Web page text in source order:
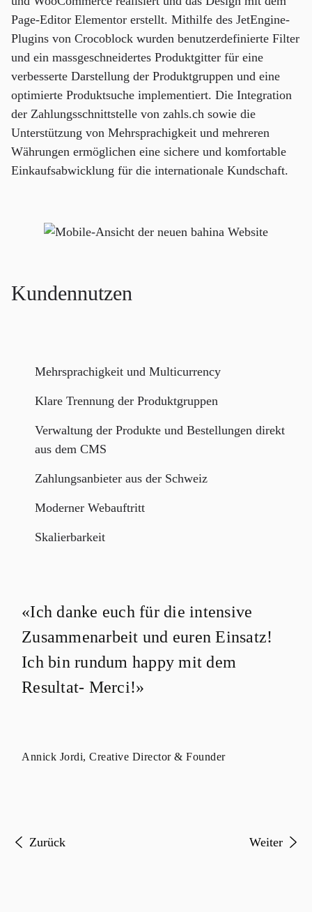
Page-Editor Elementor erstellt. Mithilfe des JetEngine-
Plugins von Crocoblock wurden benutzerdefinierte Filter
und ein massgeschneidertes Produktgitter für eine
verbesserte Darstellung der Produktgruppen und eine
optimierte Produktsuche implementiert. Die Integration
der Zahlungsschnittstelle von zahls.ch sowie die
Unterstützung von Mehrsprachigkeit und mehreren
Währungen ermöglichen eine sichere und komfortable
Einkaufsabwicklung für die internationale Kundschaft.
Kundennutzen
Mehrsprachigkeit und Multicurrency
Klare Trennung der Produktgruppen
Verwaltung der Produkte und Bestellungen direkt
aus dem CMS
Zahlungsanbieter aus der Schweiz
Moderner Webauftritt
Skalierbarkeit
«Ich danke euch für die intensive
Zusammenarbeit und euren Einsatz!
Ich bin rundum happy mit dem
Resultat- Merci!»
Annick Jordi, Creative Director & Founder
Vorheriger Beitrag: Relaunch der Website Joran-Biel
Zurück Nächster
Weiter